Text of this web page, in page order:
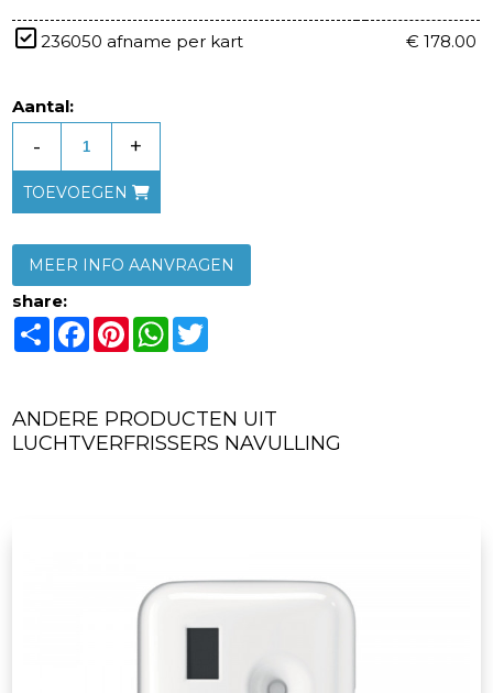
236050 afname per kart € 178.00
Aantal:
- +
TOEVOEGEN
MEER INFO AANVRAGEN
share:
ShareFacebook
PinterestWhatsApp
ANDERE PRODUCTEN UIT
LUCHTVERFRISSERS NAVULLING